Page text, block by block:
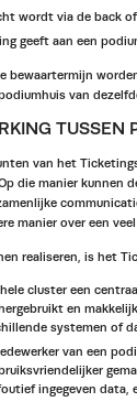
wordt via de back
geeft aan een
bewaartermijn
van
TUSSEN
van het
die manier kunnen
manier over een
realiseren, is het
cluster een
en
systemen of
van een
ingegeven data,